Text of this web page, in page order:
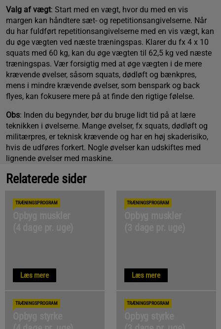
Valg af vægt: Start med en vægt, hvor du med en vis
margen kan håndtere sæt- og repetitionsangivelserne. Når
du har fuldført repetitionsangivelserne med en vis vægt, kan
du øge vægten ved næste træningspas. Klarer du fx 4 x 10
squats med 60 kg, kan du øge vægten til 62,5 kg ved næste
træningspas. Vær forsigtig med at øge vægten i de mere
krævende øvelser, såsom squats, dødløft og bænkpres,
mens i mindre krævende øvelser, som benspark og back
flyes, kan fokusere mere på at finde den rigtige følelse.
Obs: Inden du begynder, bør du bruge lidt tid på at lære
teknikken i øvelserne. Mange øvelser, fx squats, dødløft og
militærpres, er teknisk krævende og har en høj skaderisiko,
hvis de udføres forkert. Nogle øvelser kan udskiftes med
lignende øvelser med maskine.
Relaterede sider
TRÆNINGSPROGRAM
Læs mere
TRÆNINGSPROGRAM
Læs mere
TRÆNINGSPROGRAM TRÆNINGSPROGRAM